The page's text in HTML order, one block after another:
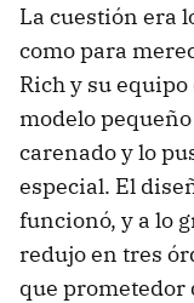
La cuestión era
como para
Rich y su
modelo
carenado y lo
especial. El
funcionó, y a lo
redujo en tres
que prometedor